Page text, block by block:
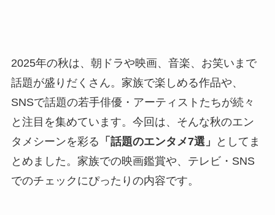
2025年の秋は、朝ドラや映画、音楽、お笑いまで
話題が盛りだくさん。家族で楽しめる作品や、
SNSで話題の若手俳優・アーティストたちが続々
と注目を集めています。今回は、そんな秋のエン
タメシーンを彩る 「話題のエンタメ7選」
としてま
とめました。家族での映画鑑賞や、テレビ・SNS
でのチェックにぴったりの内容です。